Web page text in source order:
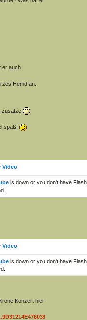
er auch
Hemd an.
zusätze
spaß!
Video
is down or you don't have Flash
Video
is down or you don't have Flash
Konzert hier